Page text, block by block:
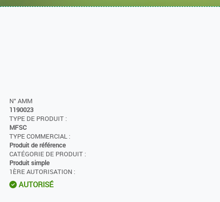
N° AMM
1190023
TYPE DE PRODUIT :
MFSC
TYPE COMMERCIAL :
Produit de référence
CATÉGORIE DE PRODUIT :
Produit simple
1ÈRE AUTORISATION :
AUTORISÉ